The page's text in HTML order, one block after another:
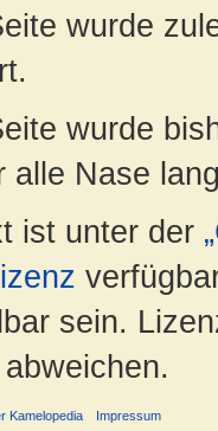
wurde
wurde
alle Nase
ist unter der
sein.
Kamelopedia Impressum